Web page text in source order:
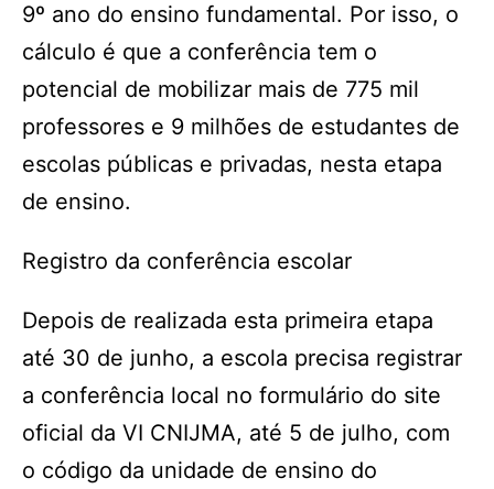
9º ano do ensino fundamental. Por isso, o
cálculo é que a conferência tem o
potencial de mobilizar mais de 775 mil
professores e 9 milhões de estudantes de
escolas públicas e privadas, nesta etapa
de ensino.
Registro da conferência escolar
Depois de realizada esta primeira etapa
até 30 de junho, a escola precisa registrar
a conferência local no formulário do site
oficial da VI CNIJMA, até 5 de julho, com
o código da unidade de ensino do